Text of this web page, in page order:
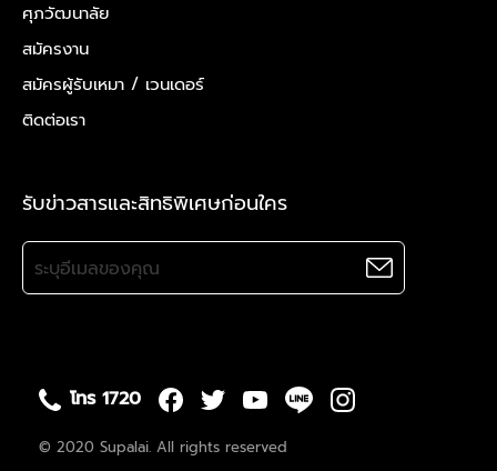
ศุภวัฒนาลัย
สมัครงาน
สมัครผู้รับเหมา / เวนเดอร์
ติดต่อเรา
รับข่าวสารและสิทธิพิเศษก่อนใคร
โทร 1720
© 2020 Supalai. All rights reserved